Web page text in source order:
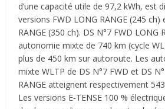
d’une capacité utile de 97,2 kWh, est
versions FWD LONG RANGE (245 ch)
RANGE (350 ch). DS N°7 FWD LONG
autonomie mixte de 740 km (cycle
plus de 450 km sur autoroute. Les
mixte WLTP de DS N°7 FWD et DS
RANGE atteignent respectivement
Les versions E‐TENSE 100 %